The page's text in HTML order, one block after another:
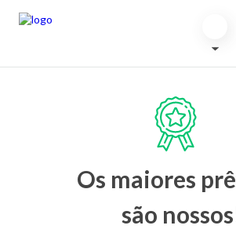
Os maiores
são